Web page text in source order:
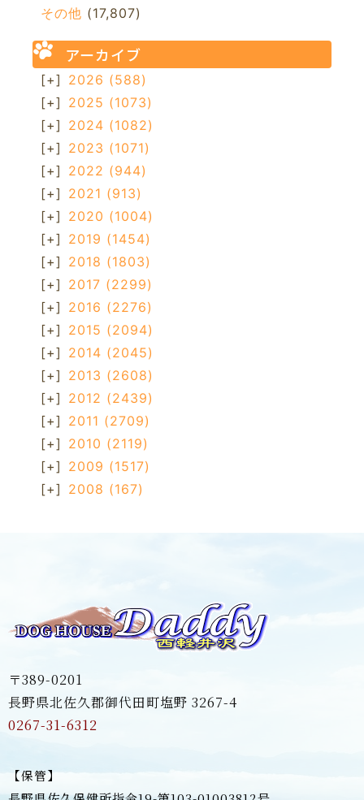
その他 (17,807)
アーカイブ
[+] 2026 (588)
[+] 2025 (1073)
[+] 2024 (1082)
[+] 2023 (1071)
[+] 2022 (944)
[+] 2021 (913)
[+] 2020 (1004)
[+] 2019 (1454)
[+] 2018 (1803)
[+] 2017 (2299)
[+] 2016 (2276)
[+] 2015 (2094)
[+] 2014 (2045)
[+] 2013 (2608)
[+] 2012 (2439)
[+] 2011 (2709)
[+] 2010 (2119)
[+] 2009 (1517)
[+] 2008 (167)
〒389-0201
長野県北佐久郡御代田町塩野 3267-4
0267-31-6312
【保管】